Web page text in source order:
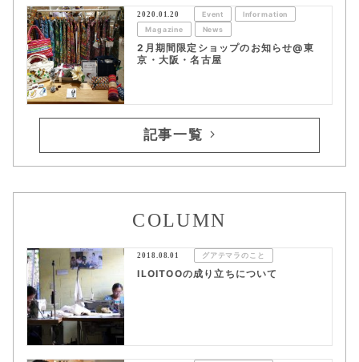
2020.01.20 Event
Information
Magazine
News
2月期間限定ショップのお知らせ@東
京・大阪・名古屋
記事一覧
COLUMN
2018.08.01 グアテマラのこと
ILOITOOの成り立ちについて